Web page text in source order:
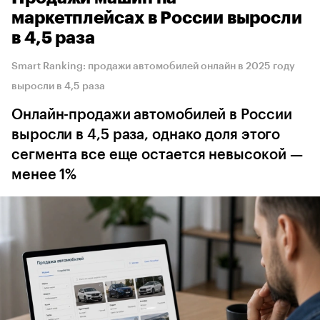
маркетплейсах в России выросли
в 4,5 раза
Smart Ranking: продажи автомобилей онлайн в 2025 году
выросли в 4,5 раза
Онлайн-продажи автомобилей в России
выросли в 4,5 раза, однако доля этого
сегмента все еще остается невысокой —
менее 1%